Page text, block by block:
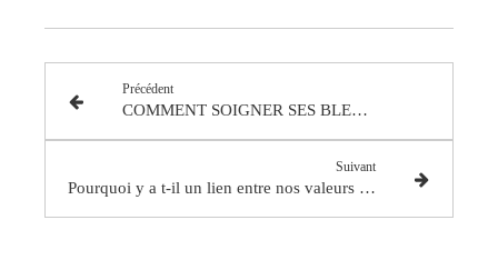
Précédent
COMMENT SOIGNER SES BLESSURES AVEC L'HYPNOSE ?
Suivant
Pourquoi y a t-il un lien entre nos valeurs et l'estime de soi ?